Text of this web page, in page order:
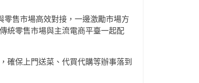
零售市場高效對接，一邊激勵市場方
統零售市場與主流電商平臺一起配
確保上門送菜、代買代購等辦事落到